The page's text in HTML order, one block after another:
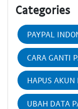
Categories
PAYPAL
CARA GANTI
HAPUS AKUN
UBAH DATA